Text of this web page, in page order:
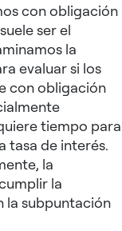
con obligación
ser el
la
evaluar si los
con obligación
tiempo para
tasa de interés.
la
la
la subpuntación